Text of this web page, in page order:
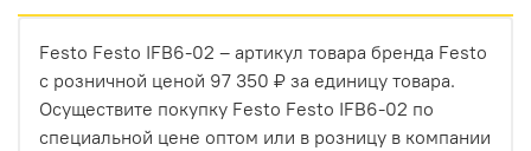
Festo Festo IFB6-02 – артикул товара бренда Festo
с розничной ценой 97 350 ₽ за единицу товара.
Осуществите покупку Festo Festo IFB6-02 по
специальной цене оптом или в розницу в компании